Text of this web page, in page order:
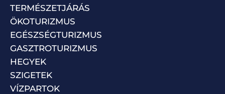
TERMÉSZETJÁRÁS
ÖKOTURIZMUS
EGÉSZSÉGTURIZMUS
GASZTROTURIZMUS
HEGYEK
SZIGETEK
VÍZPARTOK